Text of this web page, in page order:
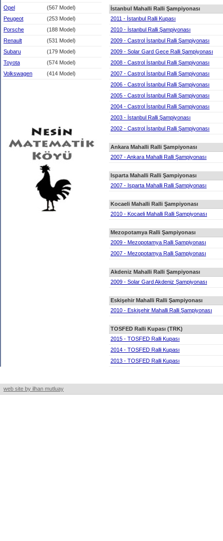
Opel
(567 Model)
Peugeot
(253 Model)
Porsche
(188 Model)
Renault
(531 Model)
Subaru
(179 Model)
Toyota
(574 Model)
Volkswagen
(414 Model)
İstanbul Mahalli Ralli Şampiyonası
2011 - İstanbul Ralli Kupası
2010 - İstanbul Ralli Şampiyonası
2009 - Castrol İstanbul Ralli Şampiyonası
2009 - Solar Gard Gece Ralli Şampiyonası
2008 - Castrol İstanbul Ralli Şampiyonası
2007 - Castrol İstanbul Ralli Şampiyonası
2006 - Castrol İstanbul Ralli Şampiyonası
2005 - Castrol İstanbul Ralli Şampiyonası
2004 - Castrol İstanbul Ralli Şampiyonası
2003 - İstanbul Ralli Şampiyonası
2002 - Castrol İstanbul Ralli Şampiyonası
Ankara Mahalli Ralli Şampiyonası
2007 - Ankara Mahalli Ralli Şampiyonası
Isparta Mahalli Ralli Şampiyonası
2007 - Isparta Mahalli Ralli Şampiyonası
Kocaeli Mahalli Ralli Şampiyonası
2010 - Kocaeli Mahalli Ralli Şampiyonası
Mezopotamya Ralli Şampiyonası
2009 - Mezopotamya Ralli Şampiyonası
2007 - Mezopotamya Ralli Şampiyonası
Akdeniz Mahalli Ralli Şampiyonası
2009 - Solar Gard Akdeniz Şampiyonası
Eskişehir Mahalli Ralli Şampiyonası
2010 - Eskişehir Mahalli Ralli Şampiyonası
TOSFED Ralli Kupası (TRK)
2015 - TOSFED Ralli Kupası
2014 - TOSFED Ralli Kupası
2013 - TOSFED Ralli Kupası
web site by ilhan mutluay